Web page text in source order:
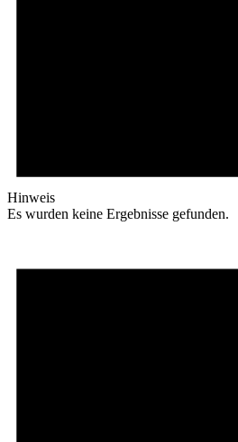
Hinweis
Es wurden keine Ergebnisse gefunden.